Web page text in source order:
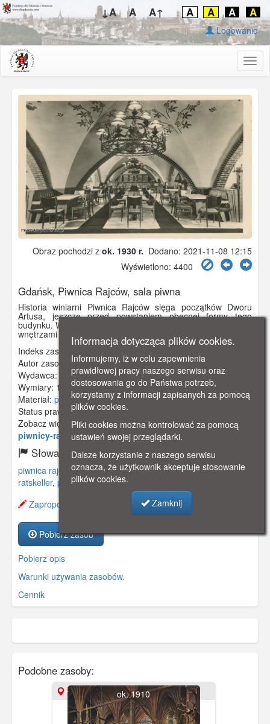
↓A A A↑ A A A A
Logowanie
Obraz pochodzi z ok. 1930 r. Dodano: 2021-11-08 12:15
Wyświetlono: 4400
Gdańsk, Piwnica Rajców, sala piwna
Historia winiarni Piwnica Rajców sięga początków Dworu
Artusa, jeszcze przed powstaniem obecnej formy tego
budynku. W 1651 r. piwnica połączyła Ratusz Prawomiejski z
wnętrzami Dworu Artusa. Na fotografii sala piwna.
Indeks zasobu:
GSP02882
Autor zasobu:E. Leitner, Berlin
Wydawca:
Echte Fotografie
Wymiary: 140 x 88 mm
Materiał: pocztówka
Status prawny:Użycie Niekomercyjne
Zobacz więcej:https://www.gdanskstrefa.com/w-
piwnicy-rady-rajcow-obrazki-gdanskie/
Słowa kluczowe:
piwnica rajców,dwór artusa,restauracja,winiarnia,
ratskeller, piwiarnia,
Zaproponuj zmianę opisu.
Pobierz zasób
Pobierz opis
Warunki używania zasobów.
Cennik
Podobne zasoby:
ok. 1910
Informacja dotycząca plików cookies.
Informujemy, iż w celu zapewnienia
prawidłowej pracy naszego serwisu oraz
dostosowania go do Państwa potrzeb,
korzystamy z informacji zapisanych za pomocą
plików cookies.
Pliki cookies można kontrolować za pomocą
ustawień swojej przeglądarki.
Dalsze korzystanie z naszego serwisu
oznacza, że użytkownik akceptuje stosowanie
plików cookies.
Zamknij